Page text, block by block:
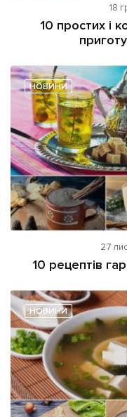
18
10 простих і
НОВИНИ
27
10 рецептів
НОВИНИ